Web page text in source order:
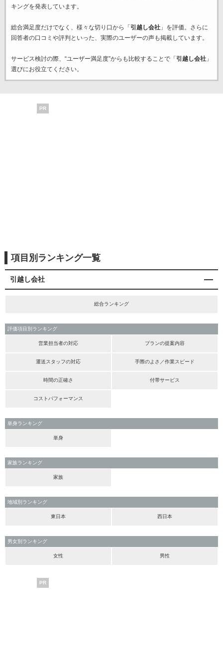
キングを発表しています。
総合満足度だけでなく、様々な切り口から「 引越し会社」を評価。さらに
回答者の口コミや評判といった、実際のユーザーの声も掲載しています。
サービス検討の際、“ユーザー満足度”からも比較することで「 引越し会社」
選びにお役立てください。
PR
項目別ランキング一覧
引越し会社
総合ランキング
評価項目別ランキング
営業担当者の対応 プランの提案内容
運送スタッフの対応 手際のよさ／作業スピード
時間の正確さ 付帯サービス
コストパフォーマンス
単身ランキング
単身
家族ランキング
家族
地域別ランキング
東日本 西日本
男女別ランキング
女性 男性
PR